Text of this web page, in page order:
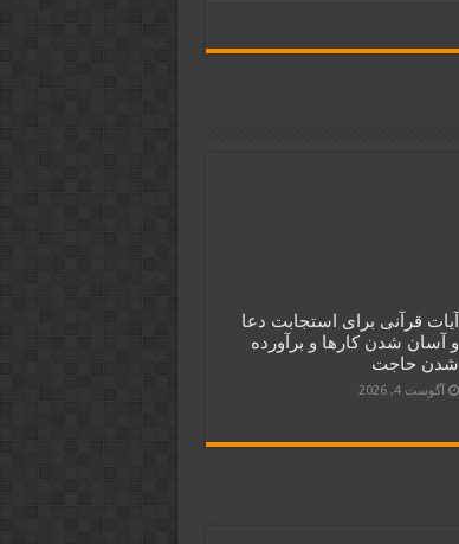
آیات قرآنی برای استجابت دعا
و آسان شدن کارها و برآورده
شدن حاجت
آگوست 4, 2026